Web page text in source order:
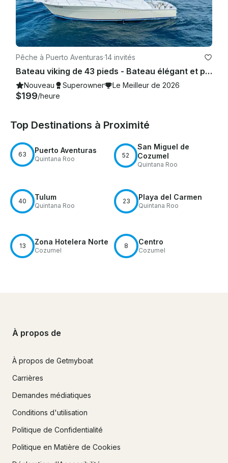
Pêche à Puerto Aventuras·14 invités
Bateau viking de 43 pieds - Bateau élégant et puissant, idéal pour la pêche et la plongée avec tuba
Nouveau Superowner Le Meilleur de 2026
$199/heure
Top Destinations à Proximité
63 Puerto Aventuras
Quintana Roo 52
San Miguel de
Cozumel
Quintana Roo
40 Tulum
Quintana Roo
23 Playa del Carmen
Quintana Roo
13 Zona Hotelera Norte
Cozumel
8 Centro
Cozumel
À propos de
À propos de Getmyboat
Carrières
Demandes médiatiques
Conditions d'utilisation
Politique de Confidentialité
Politique en Matière de Cookies